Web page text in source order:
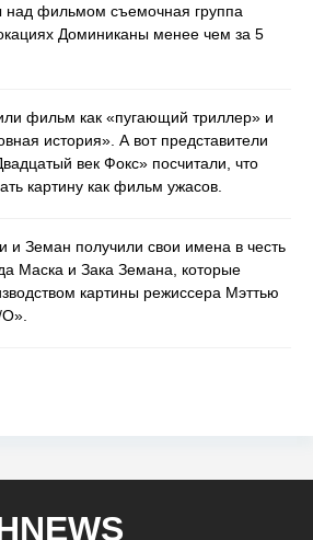
над фильмом съемочная группа
Доминиканы менее чем за 5
фильм как «пугающий триллер» и
история». А вот представители
век Фокс» посчитали, что
картину как фильм ужасов.
и Земан получили свои имена в честь
Маска и Зака Земана, которые
картины режиссера Мэттью